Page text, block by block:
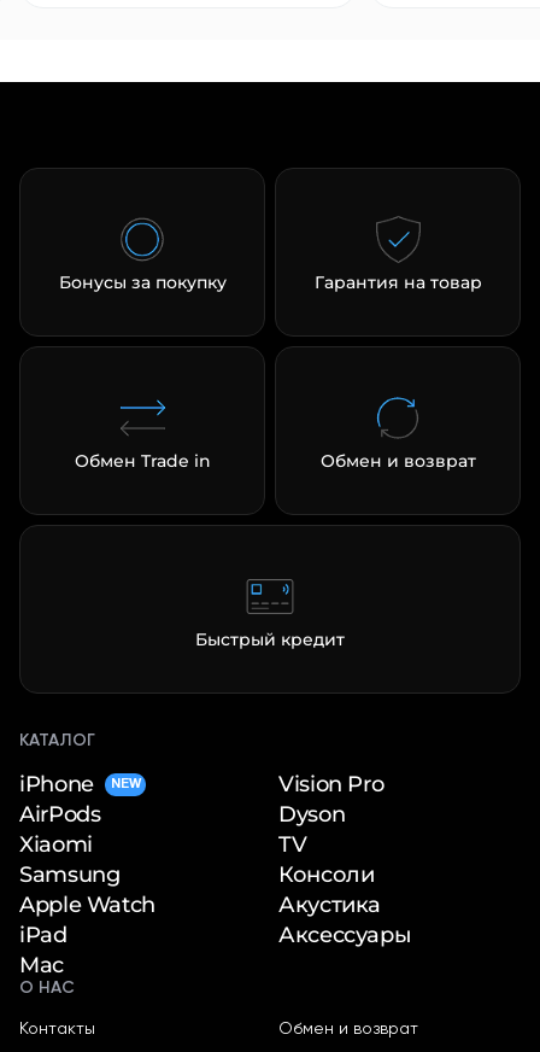
Бонусы за покупку Гарантия на товар
Обмен Trade in Обмен и возврат
Быстрый кредит
КАТАЛОГ
iPhone NEW
AirPods
Xiaomi
Samsung
Apple Watch
iPad
Mac
Vision Pro
Dyson
TV
Консоли
Акустика
Аксессуары
О НАС
Контакты
Обмен и возврат